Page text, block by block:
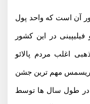
آن است که واحد پول
در این کشور
اغلب مردم پالائو
مهم ترین جشن
در طول سال ها توسط